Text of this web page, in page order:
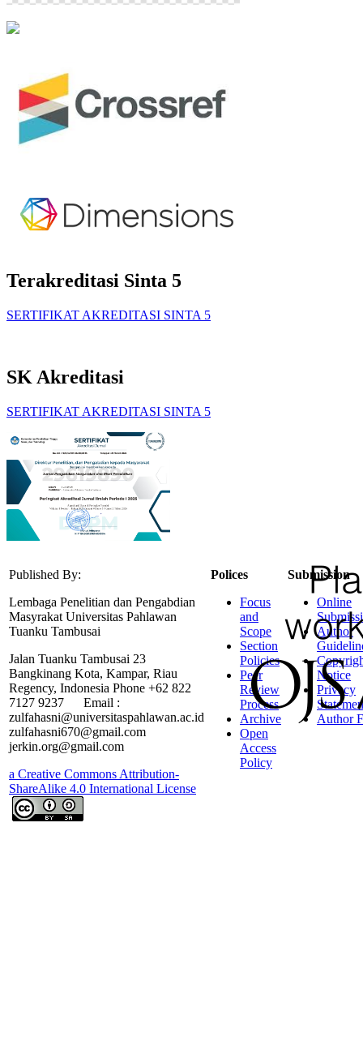
Terakreditasi Sinta 5
SERTIFIKAT AKREDITASI SINTA 5
SK Akreditasi
SERTIFIKAT AKREDITASI SINTA 5
Published By:
Lembaga Penelitian dan Pengabdian
Masyrakat Universitas Pahlawan
Tuanku Tambusai
Jalan Tuanku Tambusai 23
Bangkinang Kota, Kampar, Riau
Regency, Indonesia Phone +62 822
7127 9237 Email :
zulfahasni@universitaspahlawan.ac.id
zulfahasni670@gmail.com
jerkin.org@gmail.com
a Creative Commons Attribution-
ShareAlike 4.0 International License
Polices
Focus
and
Scope
Section
Policies
Peer
Review
Process
Archive
Open
Access
Policy
Submission
Online
Author
Notice
Privacy
Author